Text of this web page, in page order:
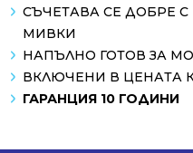
СЪЧЕТАВА СЕ ДОБРЕ
МИВКИ
НАПЪЛНО ГОТОВ ЗА
ВКЛЮЧЕНИ В ЦЕНАТА
ГАРАНЦИЯ 10 ГОДИНИ